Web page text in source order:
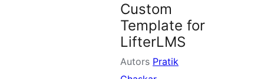
Custom
Template for
LifterLMS
Autors Pratik